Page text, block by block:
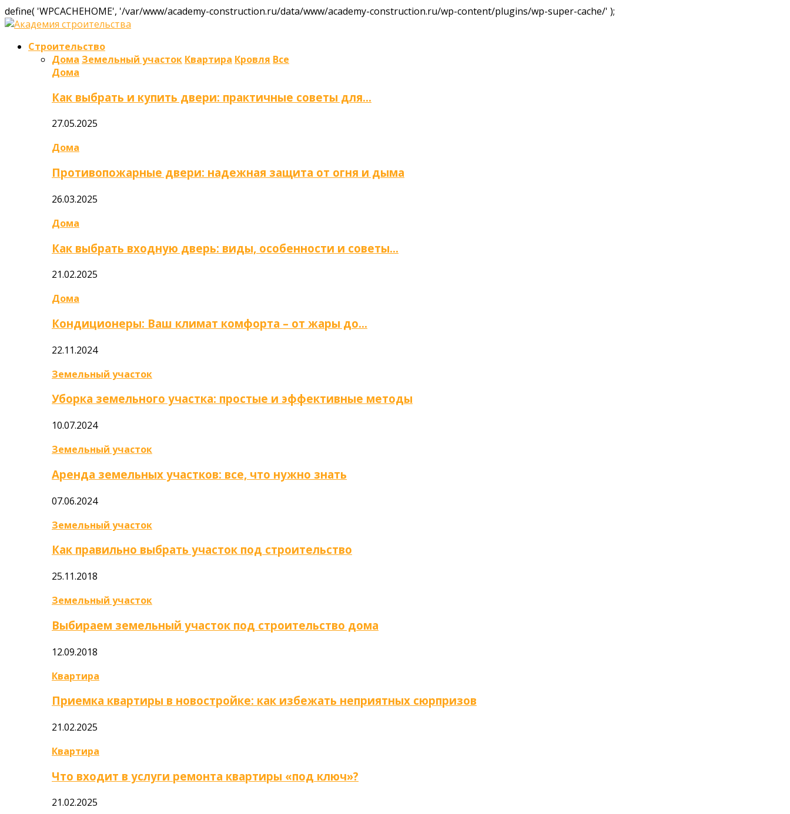
define( 'WPCACHEHOME', '/var/www/academy-construction.ru/data/www/academy-construction.ru/wp-content/plugins/wp-super-cache/' );
Строительство
Дома Земельный участок Квартира Кровля Все
Дома
Как выбрать и купить двери: практичные советы для…
27.05.2025
Дома
Противопожарные двери: надежная защита от огня и дыма
26.03.2025
Дома
Как выбрать входную дверь: виды, особенности и советы…
21.02.2025
Дома
Кондиционеры: Ваш климат комфорта – от жары до…
22.11.2024
Земельный участок
Уборка земельного участка: простые и эффективные методы
10.07.2024
Земельный участок
Аренда земельных участков: все, что нужно знать
07.06.2024
Земельный участок
Как правильно выбрать участок под строительство
25.11.2018
Земельный участок
Выбираем земельный участок под строительство дома
12.09.2018
Квартира
Приемка квартиры в новостройке: как избежать неприятных сюрпризов
21.02.2025
Квартира
Что входит в услуги ремонта квартиры «под ключ»?
21.02.2025